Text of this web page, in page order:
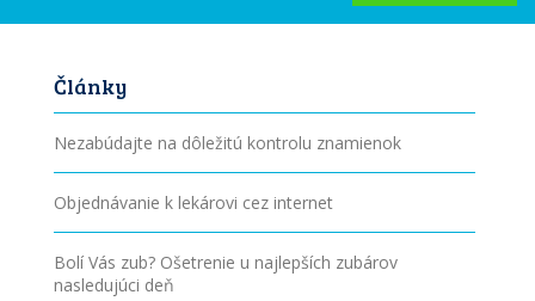
Články
Nezabúdajte na dôležitú kontrolu znamienok
Objednávanie k lekárovi cez internet
Bolí Vás zub? Ošetrenie u najlepších zubárov
nasledujúci deň